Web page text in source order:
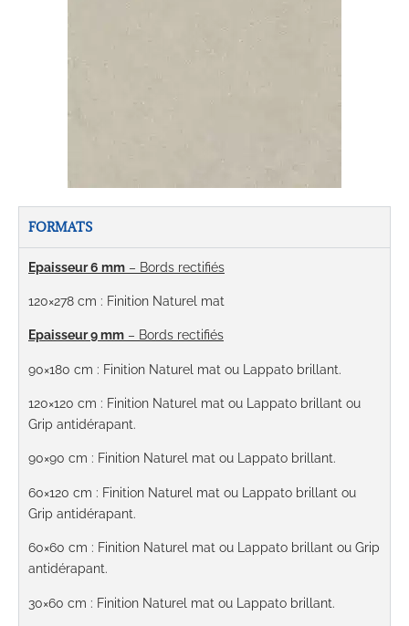
FORMATS
Epaisseur 6 mm – Bords rectifiés
120×278 cm : Finition Naturel mat
Epaisseur 9 mm – Bords rectifiés
90×180 cm : Finition Naturel mat ou Lappato brillant.
120×120 cm : Finition Naturel mat ou Lappato brillant ou
Grip antidérapant.
90×90 cm : Finition Naturel mat ou Lappato brillant.
60×120 cm : Finition Naturel mat ou Lappato brillant ou
Grip antidérapant.
60×60 cm : Finition Naturel mat ou Lappato brillant ou Grip
antidérapant.
30×60 cm : Finition Naturel mat ou Lappato brillant.